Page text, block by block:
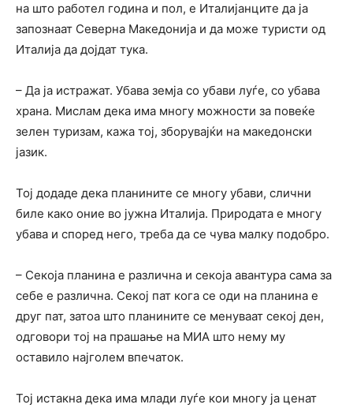
на што работел година и пол, е Италијанците да ја
запознаат Северна Македонија и да може туристи од
Италија да дојдат тука.
– Да ја истражат. Убава земја со убави луѓе, со убава
храна. Мислам дека има многу можности за повеќе
зелен туризам, кажа тој, зборувајќи на македонски
јазик.
Тој додаде дека планините се многу убави, слични
биле како оние во јужна Италија. Природата е многу
убава и според него, треба да се чува малку подобро.
– Секоја планина е различна и секоја авантура сама за
себе е различна. Секој пат кога се оди на планина е
друг пат, затоа што планините се менуваат секој ден,
одговори тој на прашање на МИА што нему му
оставило најголем впечаток.
Тој истакна дека има млади луѓе кои многу ја ценат